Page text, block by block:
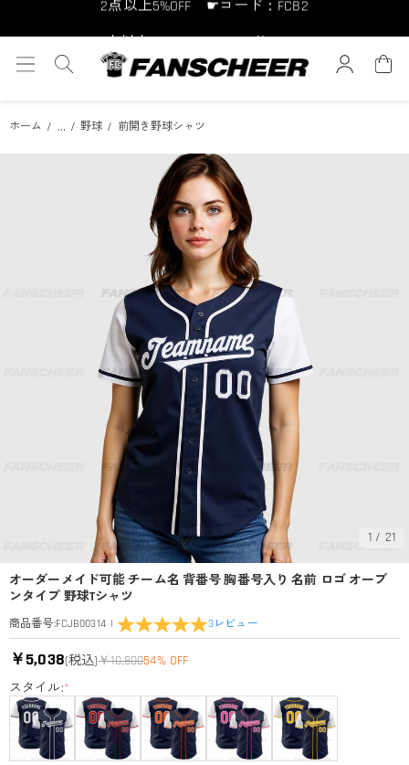
10点以上10%OFF ☛コード：FCB10
15点以上15%OFF ☛コード：FCB15
ホーム ... 野球 前開き野球シャツ
1 / 21
オーダーメイド可能 チーム名 背番号 胸番号入り 名前 ロゴ オープ
ンタイプ 野球Tシャツ
商品番号:FCJB00314 | 3 レビュー
￥5,038(税込)￥10,80054% OFF
スタイル:*